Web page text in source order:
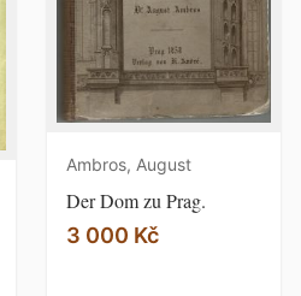
Ambros, August
Der Dom zu Prag.
3 000 Kč